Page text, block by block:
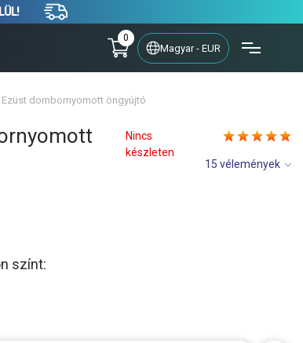
0
Magyar - EUR
Ezüst dombornyomott öngyújtó
Nincs
készleten
15 vélemények
színt: